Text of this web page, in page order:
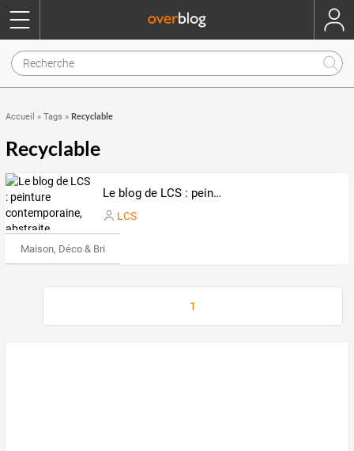
Accueil » Tags » Recyclable
Recyclable
Le blog de LCS : peinture contemporaine, abstraite, acrylique... Et quelques mots.
LCS
Maison, Déco & Bricolage
1